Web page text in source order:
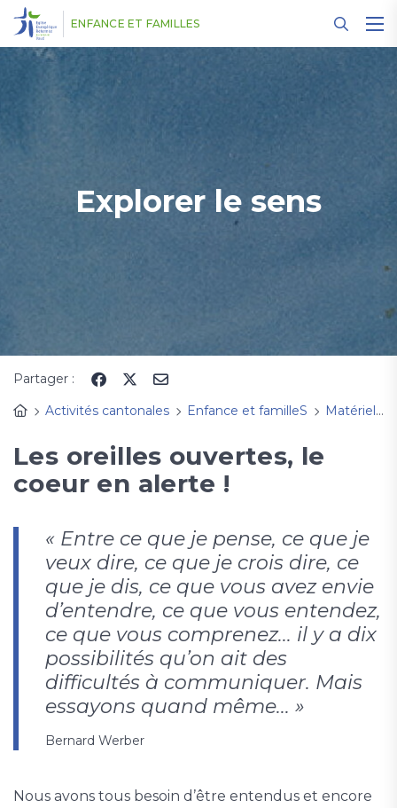
ENFANCE ET FAMILLES
Explorer le sens
Partager :
Activités cantonales
Enfance et familleS Matériel d'animation
Les oreilles ouvertes, le
coeur en alerte !
« Entre ce que je pense, ce que je
veux dire, ce que je crois dire, ce
que je dis, ce que vous avez envie
d’entendre, ce que vous entendez,
ce que vous comprenez... il y a dix
possibilités qu’on ait des
difficultés à communiquer. Mais
essayons quand même... »
Bernard Werber
Nous avons tous besoin d’être entendus et encore
Panneau de gestion des cookies